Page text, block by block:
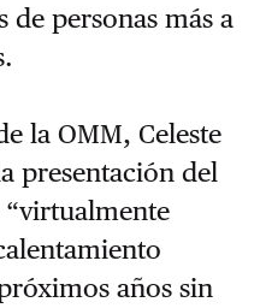
de personas más a
la OMM, Celeste
presentación del
años sin